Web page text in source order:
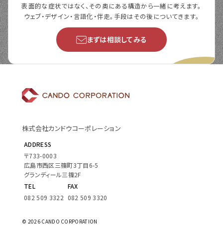
表面的な症状ではなく、その奥にある構造から一緒に考えます。
ウェブ・デザイン・言語化・伴走。手段はその後についてきます。
まずは相談してみる
株式会社カンドウコーポレーション
ADDRESS
〒733-0003
広島市西区三篠町3丁目6-5
グランディール三篠2F
TEL
082 509 3322
FAX
082 509 3320
© 2026CANDO CORPORATION